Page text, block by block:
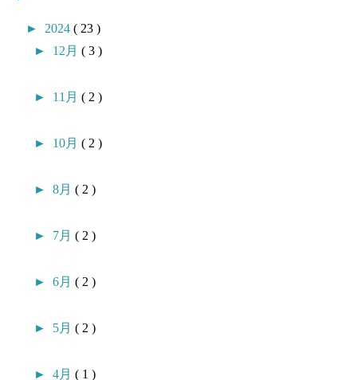
► 2024( 23 )
► 12月( 3 )
► 11月( 2 )
► 10月( 2 )
►8月( 2 )
► 7月( 2 )
►6月( 2 )
► 5月( 2 )
►4月( 1 )